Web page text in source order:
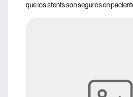
que los stents son seguros en